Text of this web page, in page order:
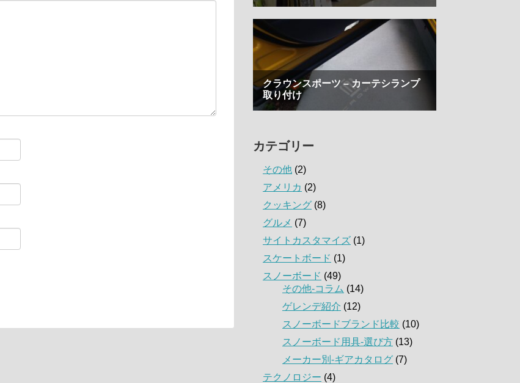
カテゴリー
その他 (2)
アメリカ (2)
クッキング (8)
グルメ (7)
サイトカスタマイズ (1)
スケートボード (1)
スノーボード (49)
その他-コラム (14)
ゲレンデ紹介 (12)
スノーボードブランド比較 (10)
スノーボード用具-選び方 (13)
メーカー別-ギアカタログ (7)
テクノロジー (4)